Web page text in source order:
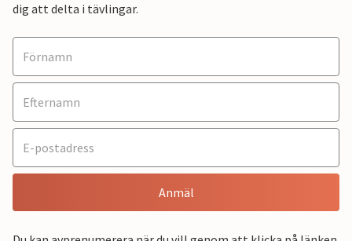
dig att delta i tävlingar.
Anmäl